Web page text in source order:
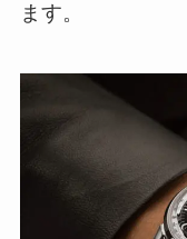
ます。